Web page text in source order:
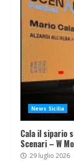
News Sicilia
Cala il sipario
Scenari – W
29 luglio 2026